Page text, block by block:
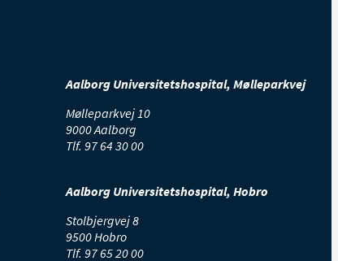
Aalborg Universitetshospital, Mølleparkvej
Mølleparkvej 10
9000 Aalborg
Tlf. 97 64 30 00
Aalborg Universitetshospital, Hobro
Stolbjergvej 8
9500 Hobro
Tlf. 97 65 20 00